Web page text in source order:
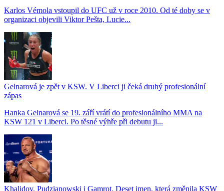
Karlos Vémola vstoupil do UFC už v roce 2010. Od té doby se v
organizaci objevili Viktor Pešta, Lucie...
Gelnarová je zpět v KSW. V Liberci ji čeká druhý profesionální
zápas
Hanka Gelnarová se 19. září vrátí do profesionálního MMA na
KSW 121 v Liberci. Po těsné výhře při debutu ji...
Khalidov, Pudzianowski i Gamrot. Deset jmen, která změnila KSW